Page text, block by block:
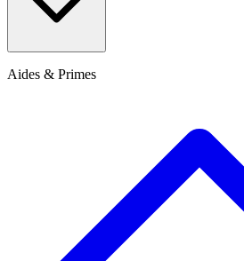
Aides & Primes